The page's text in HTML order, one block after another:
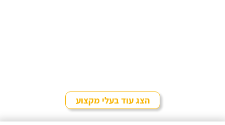
הצג עוד בעלי מקצוע